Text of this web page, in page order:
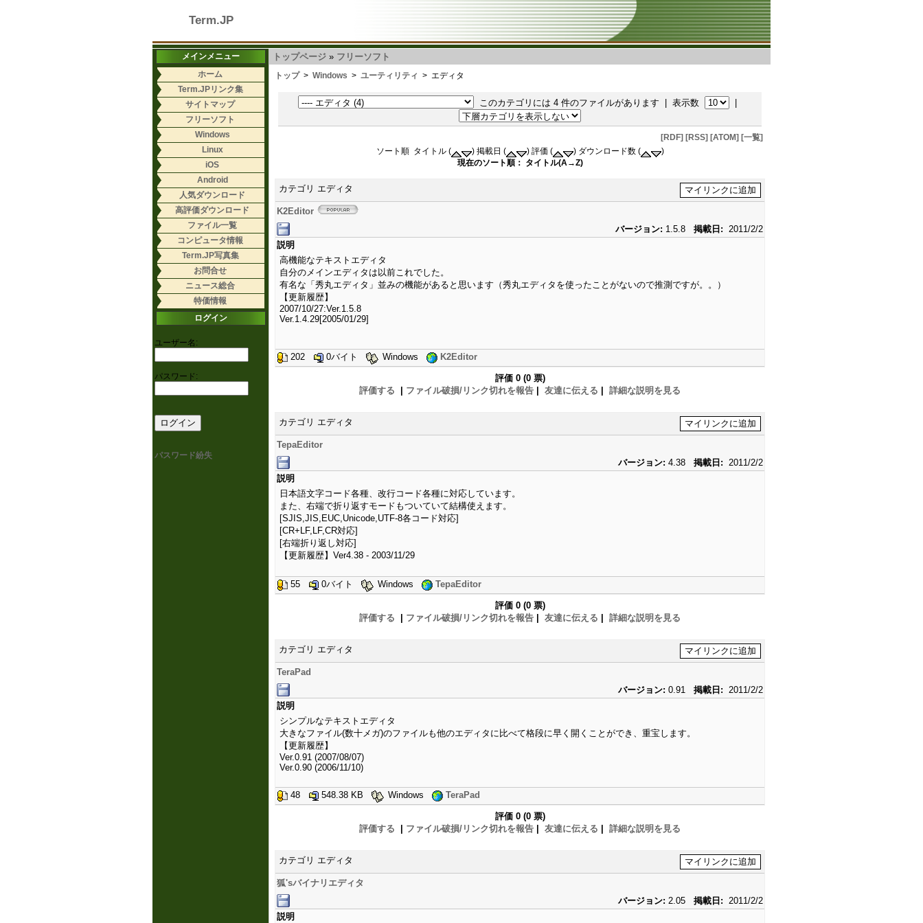
Term.JP
メインメニュー
ホーム
Term.JPリンク集
サイトマップ
フリーソフト
Windows
Linux
iOS
Android
人気ダウンロード
高評価ダウンロード
ファイル一覧
コンピュータ情報
Term.JP写真集
お問合せ
ニュース総合
特価情報
ログイン
ユーザー名:
パスワード:
パスワード紛失
トップページ » フリーソフト
トップ> Windows > ユーティリティ > エディタ
このカテゴリには 4 件のファイルがあります | 表示数
[RDF] [RSS] [ATOM] [一覧]
ソート順 タイトル (
) 掲載日 ( ) 評価 ( ) ダウンロード数 (
)
現在のソート順： タイトル(A→Z)
カテゴリ エディタ
K2Editor
バージョン: 1.5.8 掲載日: 2011/2/2
説明
高機能なテキストエディタ
自分のメインエディタは以前これでした。
有名な「秀丸エディタ」並みの機能があると思います（秀丸エディタを使ったことがないので推測ですが。。）
【更新履歴】
2007/10/27:Ver.1.5.8
Ver.1.4.29[2005/01/29]
202 0バイト Windows K2Editor
評価0 (0 票)
評価する
ファイル破損/リンク切れを報告 友達に伝える 詳細な説明を見る
カテゴリ エディタ
TepaEditor
バージョン: 4.38 掲載日: 2011/2/2
説明
日本語文字コード各種、改行コード各種に対応しています。
また、右端で折り返すモードもついていて結構使えます。
[SJIS,JIS,EUC,Unicode,UTF-8各コード対応]
[CR+LF,LF,CR対応]
[右端折り返し対応]
【更新履歴】Ver4.38 - 2003/11/29
55 0バイト Windows TepaEditor
評価0 (0 票)
評価する
ファイル破損/リンク切れを報告 友達に伝える 詳細な説明を見る
カテゴリ エディタ
TeraPad
バージョン: 0.91 掲載日: 2011/2/2
説明
シンプルなテキストエディタ
大きなファイル(数十メガ)のファイルも他のエディタに比べて格段に早く開くことができ、重宝します。
【更新履歴】
Ver.0.91 (2007/08/07)
Ver.0.90 (2006/11/10)
48 548.38 KB Windows TeraPad
評価0 (0 票)
評価する
ファイル破損/リンク切れを報告 友達に伝える 詳細な説明を見る
カテゴリ エディタ
狐'sバイナリエディタ
バージョン: 2.05 掲載日: 2011/2/2
説明